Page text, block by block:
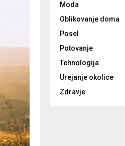
Moda
Oblikovanje doma
Posel
Potovanje
Tehnologija
Urejanje okolice
Zdravje